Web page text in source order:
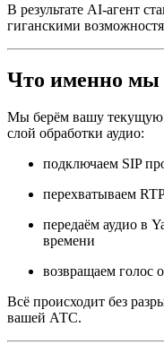
В результате AI-агент
гиганскими
Что именно мы
Мы берём вашу текущую
слой обработки аудио:
подключаем SIP
перехватываем
передаём аудио в
времени
возвращаем голос
Всё происходит без
вашей АТС.